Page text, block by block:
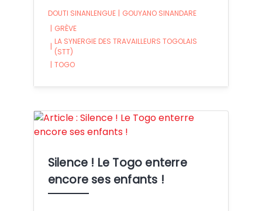
DOUTI SINANLENGUE | GOUYANO SINANDARE
| GRÈVE
|
LA SYNERGIE DES TRAVAILLEURS TOGOLAIS
(STT)
| TOGO
Silence ! Le Togo enterre
encore ses enfants !